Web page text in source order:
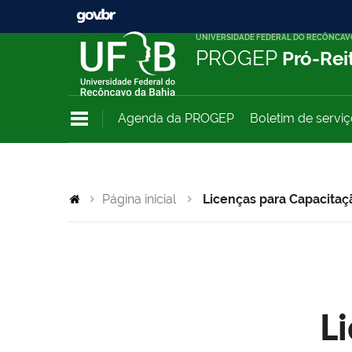
UNIVERSIDADE FEDERAL DO
PROGEP Pró-
Agenda da PROGEP Boletim de
Página inicial Licenças para